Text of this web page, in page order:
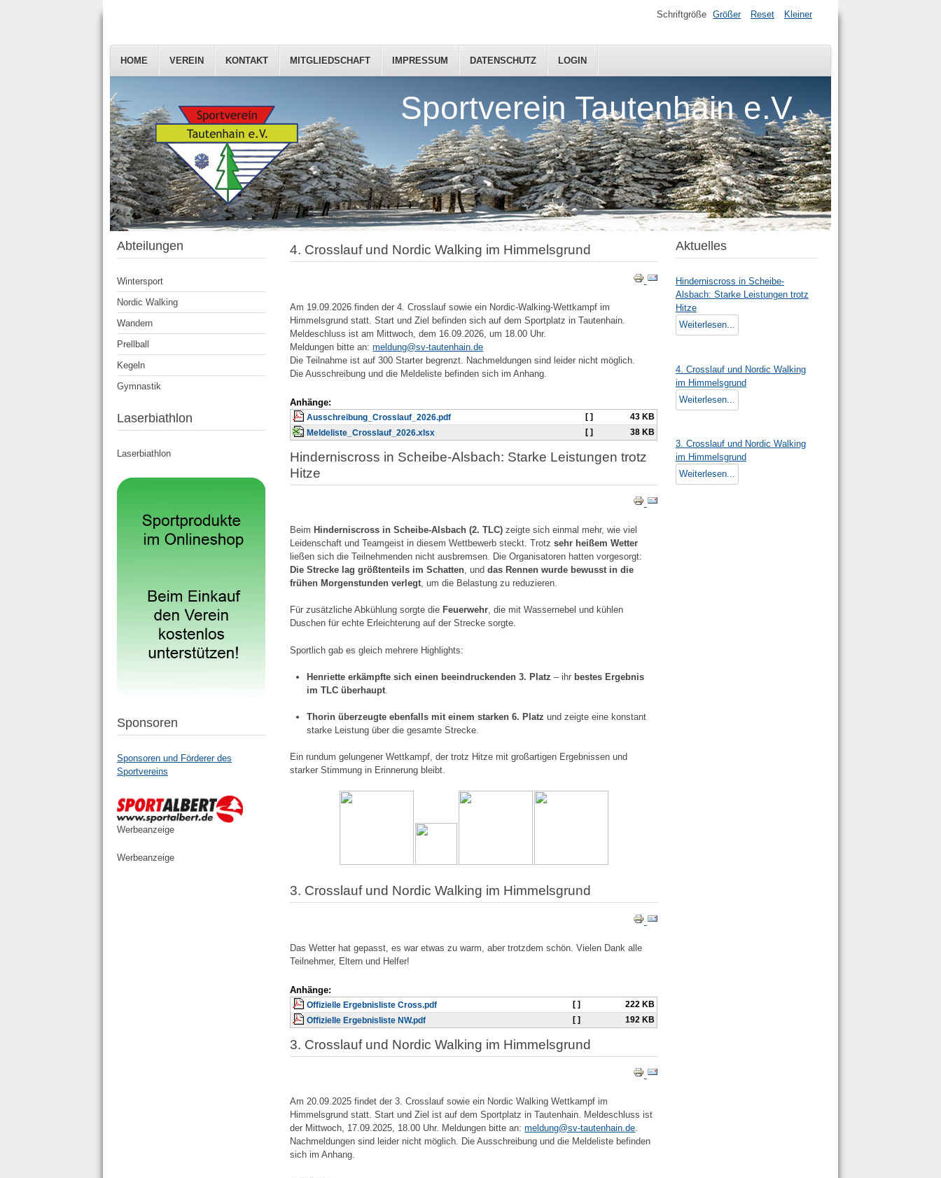
Sportverein Tautenhain e.V.
HOME VEREIN KONTAKT MITGLIEDSCHAFT IMPRESSUM DATENSCHUTZ LOGIN
Schriftgröße Größer Reset Kleiner
Abteilungen
Wintersport
Nordic Walking
Wandern
Prellball
Kegeln
Gymnastik
Laserbiathlon
Laserbiathlon
Sponsoren
Sponsoren und Förderer des
Sportvereins
Werbeanzeige
Werbeanzeige
4. Crosslauf und Nordic Walking im Himmelsgrund
Am 19.09.2026 finden der 4. Crosslauf sowie ein Nordic-Walking-Wettkampf im
Himmelsgrund statt. Start und Ziel befinden sich auf dem Sportplatz in Tautenhain.
Meldeschluss ist am Mittwoch, dem 16.09.2026, um 18.00 Uhr.
Meldungen bitte an:meldung@sv-tautenhain.de
Die Teilnahme ist auf 300 Starter begrenzt. Nachmeldungen sind leider nicht möglich.
Die Ausschreibung und die Meldeliste befinden sich im Anhang.
Anhänge:
Ausschreibung_Crosslauf_2026.pdf [ ]
43 KB
Meldeliste_Crosslauf_2026.xlsx
[ ] 38 KB
Hinderniscross in Scheibe-Alsbach: Starke Leistungen trotz
Hitze
Beim Hinderniscross in Scheibe-Alsbach (2. TLC) zeigte sich einmal mehr, wie viel
Leidenschaft und Teamgeist in diesem Wettbewerb steckt. Trotzsehr heißem Wetter
ließen sich die Teilnehmenden nicht ausbremsen. Die Organisatoren hatten vorgesorgt:
Die Strecke lag größtenteils im Schatten, unddas Rennen wurde bewusst in die
frühen Morgenstunden verlegt, um die Belastung zu reduzieren.
Für zusätzliche Abkühlung sorgte die Feuerwehr, die mit Wassernebel und kühlen
Duschen für echte Erleichterung auf der Strecke sorgte.
Sportlich gab es gleich mehrere Highlights:
Henriette erkämpfte sich einen beeindruckenden 3. Platz – ihr bestes Ergebnis
im TLC überhaupt
Thorin überzeugte ebenfalls mit einem starken 6. Platz und zeigte eine konstant
starke Leistung über die gesamte Strecke.
Ein rundum gelungener Wettkampf, der trotz Hitze mit großartigen Ergebnissen und
starker Stimmung in Erinnerung bleibt.
3. Crosslauf und Nordic Walking im Himmelsgrund
Das Wetter hat gepasst, es war etwas zu warm, aber trotzdem schön. Vielen Dank alle
Teilnehmer, Eltern und Helfer!
Anhänge:
Offizielle Ergebnisliste Cross.pdf [ ]
222 KB
Offizielle Ergebnisliste NW.pdf
192 KB
3. Crosslauf und Nordic Walking im Himmelsgrund
Am 20.09.2025 findet der 3. Crosslauf sowie ein Nordic Walking Wettkampf im
Himmelsgrund statt. Start und Ziel ist auf dem Sportplatz in Tautenhain. Meldeschluss ist
der Mittwoch, 17.09.2025, 18.00 Uhr. Meldungen bitte an:meldung@sv-tautenhain.de.
Nachmeldungen sind leider nicht möglich. Die Ausschreibung und die Meldeliste befinden
sich im Anhang.
Aktuelles
Hinderniscross in Scheibe-
Alsbach: Starke Leistungen trotz
Hitze
Weiterlesen...
4. Crosslauf und Nordic Walking
im Himmelsgrund
Weiterlesen...
3. Crosslauf und Nordic Walking
im Himmelsgrund
Weiterlesen...